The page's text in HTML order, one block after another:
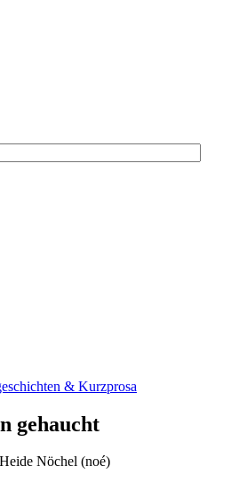
& Kurzprosa
gehaucht